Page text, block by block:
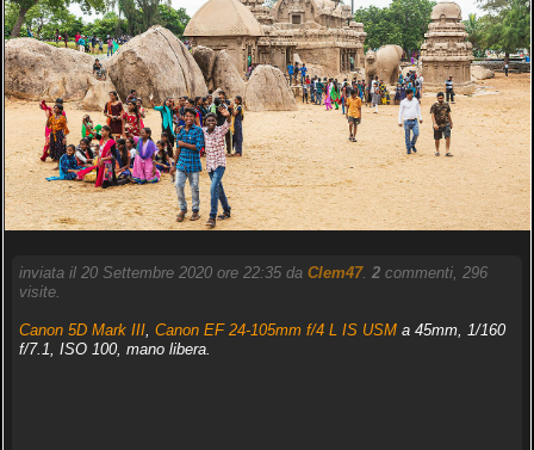
inviata il 20 Settembre 2020 ore 22:35 da Clem47. 2commenti, 296
visite.
Canon 5D Mark III, Canon EF 24-105mm f/4 L IS USMa 45mm, 1/160
f/7.1, ISO 100, mano libera.